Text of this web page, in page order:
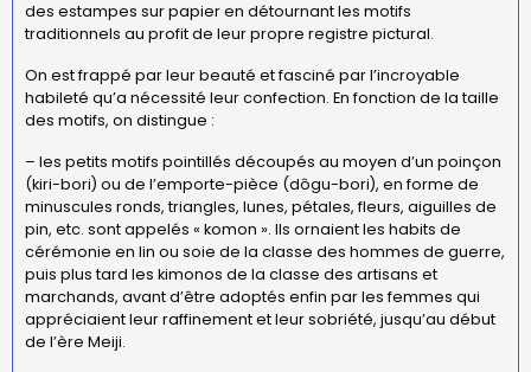
des estampes sur papier en détournant les motifs
traditionnels au profit de leur propre registre pictural.
On est frappé par leur beauté et fasciné par l’incroyable
habileté qu’a nécessité leur confection. En fonction de la taille
des motifs, on distingue :
– les petits motifs pointillés découpés au moyen d’un poinçon
(kiri-bori) ou de l’emporte-pièce (dôgu-bori), en forme de
minuscules ronds, triangles, lunes, pétales, fleurs, aiguilles de
pin, etc. sont appelés « komon ». Ils ornaient les habits de
cérémonie en lin ou soie de la classe des hommes de guerre,
puis plus tard les kimonos de la classe des artisans et
marchands, avant d’être adoptés enfin par les femmes qui
appréciaient leur raffinement et leur sobriété, jusqu’au début
de l’ère Meiji.